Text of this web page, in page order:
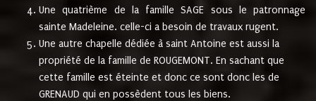
Une quatrième de la famille SAGE sous le patronnage
sainte Madeleine. celle-ci a besoin de travaux rugent.
Une autre chapelle dédiée à saint Antoine est aussi la
propriété de la famille de ROUGEMONT. En sachant que
cette famille est éteinte et donc ce sont donc les de
GRENAUD qui en possèdent tous les biens.